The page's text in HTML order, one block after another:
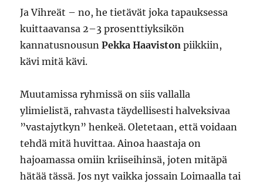
Ja Vihreät – no, he tietävät joka tapauksessa
kuittaavansa 2–3 prosenttiyksikön
kannatusnousunPekka Haaviston piikkiin,
kävi mitä kävi.
Muutamissa ryhmissä on siis vallalla
ylimielistä, rahvasta täydellisesti halveksivaa
”vastajytkyn” henkeä. Oletetaan, että voidaan
tehdä mitä huvittaa. Ainoa haastaja on
hajoamassa omiin kriiseihinsä, joten mitäpä
hätää tässä. Jos nyt vaikka jossain Loimaalla tai